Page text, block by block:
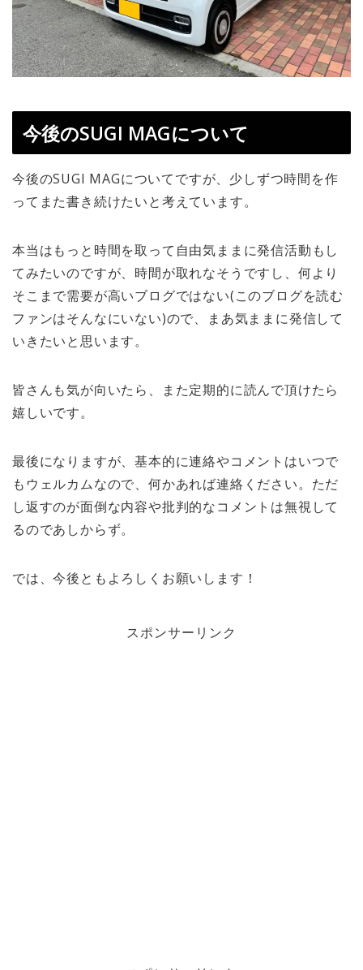
今後のSUGI MAGについて
今後のSUGI MAGについてですが、少しずつ時間を作
ってまた書き続けたいと考えています。
本当はもっと時間を取って自由気ままに発信活動もし
てみたいのですが、時間が取れなそうですし、何より
そこまで需要が高いブログではない(このブログを読む
ファンはそんなにいない)ので、まあ気ままに発信して
いきたいと思います。
皆さんも気が向いたら、また定期的に読んで頂けたら
嬉しいです。
最後になりますが、基本的に連絡やコメントはいつで
もウェルカムなので、何かあれば連絡ください。ただ
し返すのが面倒な内容や批判的なコメントは無視して
るのであしからず。
では、今後ともよろしくお願いします！
スポンサーリンク